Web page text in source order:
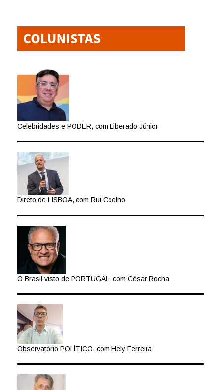
Celebridades e PODER, com Liberado Júnior
Direto de LISBOA, com Rui Coelho
O Brasil visto de PORTUGAL, com César Rocha
Observatório POLÍTICO, com Hely Ferreira